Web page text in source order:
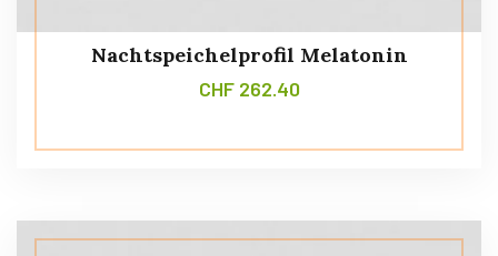
Nachtspeichelprofil Melatonin
CHF262.40